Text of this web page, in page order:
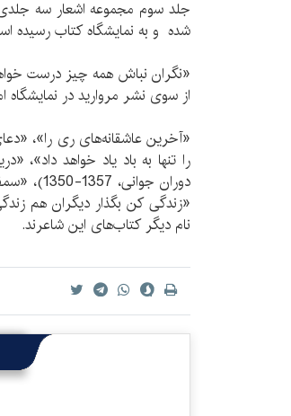
جلد سوم مجموعه اشعار سه
شده و به نمایشگاه کتاب رسیده
«نگران نباش همه چیز درست
از سوی نشر مروارید در نمایشگاه
«آخرین عاشقانه‌های ری را»،
را تنها به باد یاد خواهد داد»،
دوران
«زندگی کن بگذار دیگران هم
نام دیگر کتاب‌های این شاعرند.